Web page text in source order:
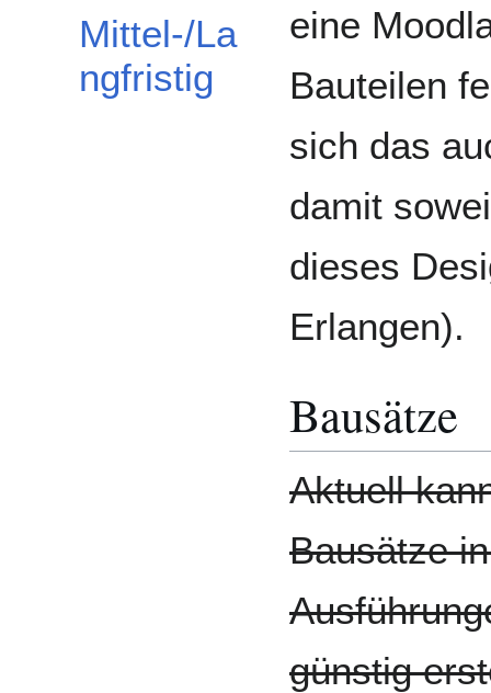
Mittel-/La
ngfristig
eine
Bauteilen
sich das
damit
dieses
Erlangen).
Bausätze
Aktuell
Bausätze
günstig